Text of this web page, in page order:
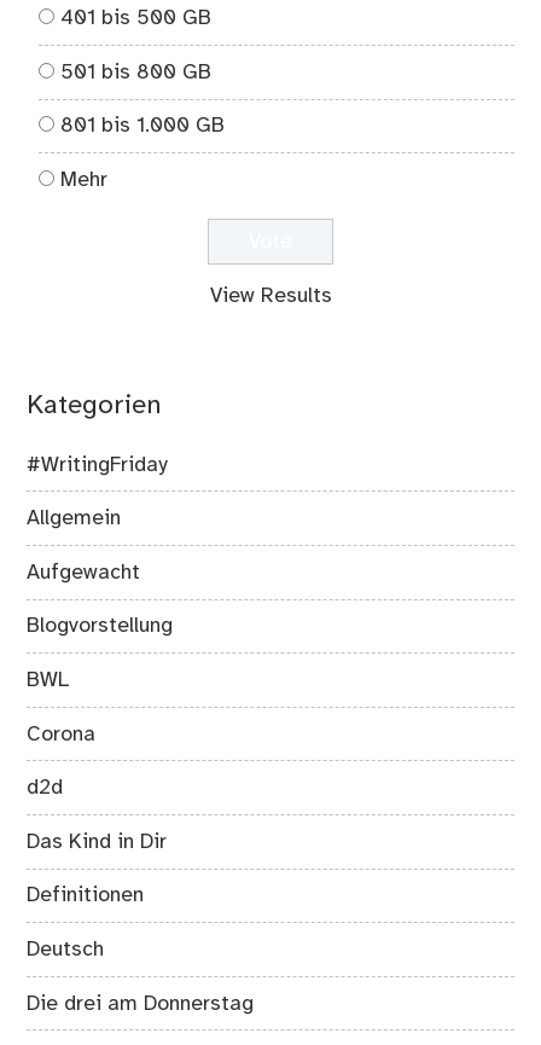
401 bis 500 GB
501 bis 800 GB
801 bis 1.000 GB
Mehr
View Results
Kategorien
#WritingFriday
Allgemein
Aufgewacht
Blogvorstellung
BWL
Corona
d2d
Das Kind in Dir
Definitionen
Deutsch
Die drei am Donnerstag